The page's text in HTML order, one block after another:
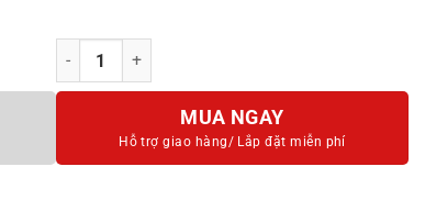
Tủ locker 12 ô TLK12 số lượng
MUA NGAY
Hỗ trợ giao hàng/ Lắp đặt miễn phí